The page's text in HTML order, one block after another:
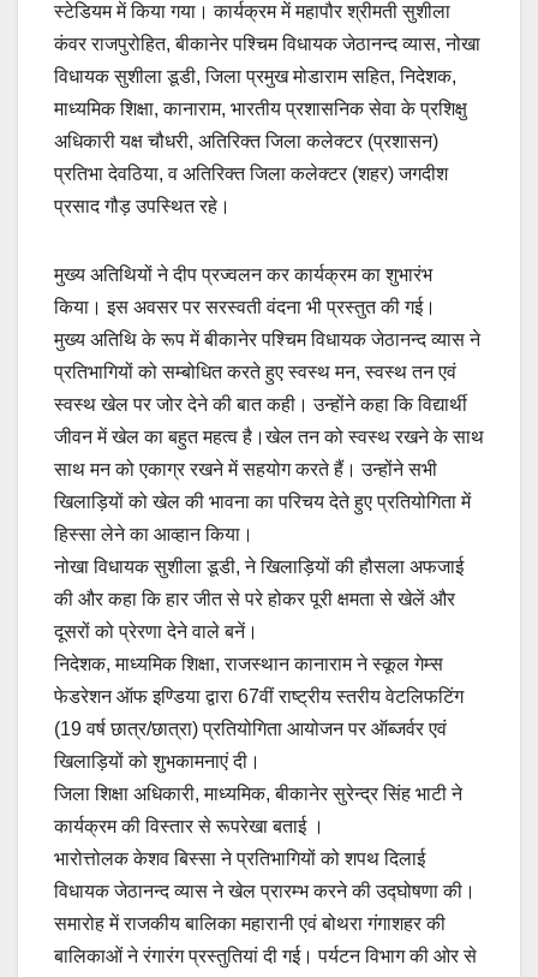
स्टेडियम में किया गया। कार्यक्रम में महापौर श्रीमती सुशीला
कंवर राजपुरोहित, बीकानेर पश्चिम विधायक जेठानन्द व्यास, नोखा
विधायक सुशीला डूडी, जिला प्रमुख मोडाराम सहित, निदेशक,
माध्यमिक शिक्षा, कानाराम, भारतीय प्रशासनिक सेवा के प्रशिक्षु
अधिकारी यक्ष चौधरी, अतिरिक्त जिला कलेक्टर (प्रशासन)
प्रतिभा देवठिया, व अतिरिक्त जिला कलेक्टर (शहर) जगदीश
प्रसाद गौड़ उपस्थित रहे।
मुख्य अतिथियों ने दीप प्रज्वलन कर कार्यक्रम का शुभारंभ
किया। इस अवसर पर सरस्वती वंदना भी प्रस्तुत की गई।
मुख्य अतिथि के रूप में बीकानेर पश्चिम विधायक जेठानन्द व्यास ने
प्रतिभागियों को सम्बोधित करते हुए स्वस्थ मन, स्वस्थ तन एवं
स्वस्थ खेल पर जोर देने की बात कही। उन्होंने कहा कि विद्यार्थी
जीवन में खेल का बहुत महत्व है।‌खेल तन को स्वस्थ रखने के साथ
साथ मन को एकाग्र रखने में सहयोग करते हैं। उन्होंने सभी
खिलाड़ियों को खेल की भावना का परिचय देते हुए प्रतियोगिता में
हिस्सा लेने का आव्हान किया।
नोखा विधायक सुशीला डूडी, ने खिलाड़ियों की हौसला अफजाई
की और कहा कि हार जीत से परे होकर पूरी क्षमता से खेलें और
दूसरों को प्रेरणा देने वाले बनें।
निदेशक, माध्यमिक शिक्षा, राजस्थान कानाराम ने स्कूल गेम्स
फेडरेशन ऑफ इण्डिया द्वारा 67वीं राष्ट्रीय स्तरीय वेटलिफटिंग
(19 वर्ष छात्र/छात्रा) प्रतियोगिता आयोजन पर ऑब्जर्वर एवं
खिलाड़ियों को शुभकामनाएं दी।
जिला शिक्षा अधिकारी, माध्यमिक, बीकानेर सुरेन्द्र सिंह भाटी ने
कार्यक्रम की विस्तार से रूपरेखा बताई ।
भारोत्तोलक केशव बिस्सा ने प्रतिभागियों को शपथ दिलाई
विधायक जेठानन्द व्यास ने खेल प्रारम्भ करने की उद्घोषणा की।
समारोह में राजकीय बालिका महारानी एवं बोथरा गंगाशहर की
बालिकाओं ने रंगारंग प्रस्तुतियां दी गई। पर्यटन विभाग की ओर से